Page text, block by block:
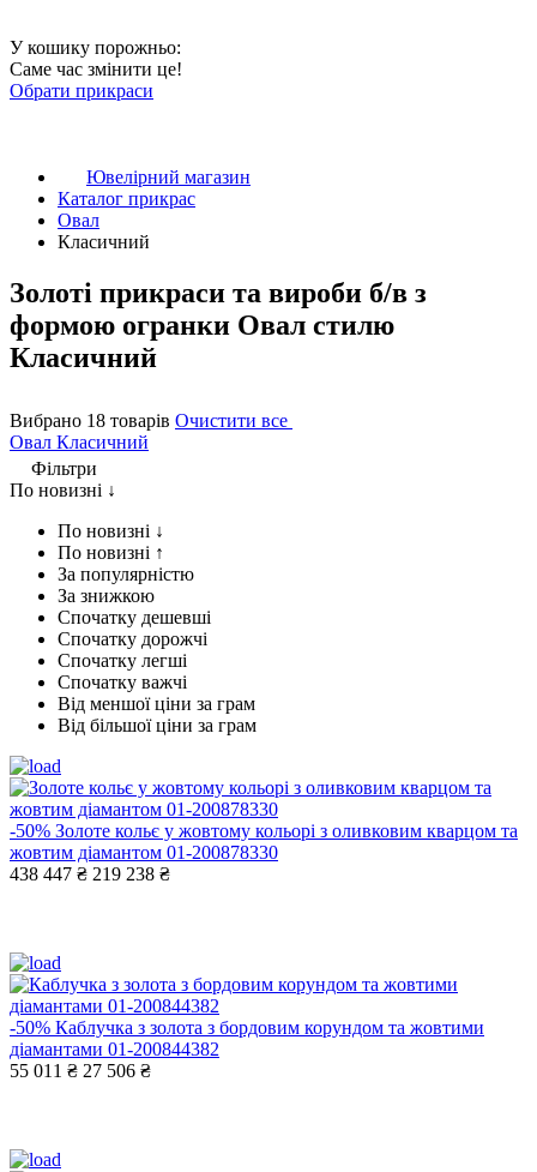
У кошику порожньо:
Саме час змінити це!
Обрати прикраси
Ювелірний магазин
Каталог прикрас
Овал
Класичний
Золоті прикраси та вироби б/в з
формою огранки Овал стилю
Класичний
Вибрано 18 товарів Очистити все
Овал Класичний
Фільтри
По новизні ↓
По новизні ↓
По новизні ↑
За популярністю
За знижкою
Спочатку дешевші
Спочатку дорожчі
Спочатку легші
Спочатку важчі
Від меншої ціни за грам
Від більшої ціни за грам
-50% Золоте кольє у жовтому кольорі з оливковим кварцом та
жовтим діамантом 01-200878330
438 447 ₴ 219 238 ₴
-50% Каблучка з золота з бордовим корундом та жовтими
діамантами 01-200844382
55 011 ₴ 27 506 ₴